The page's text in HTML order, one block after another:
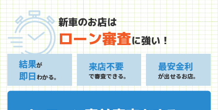
新車のお店は
ローン審査に強い！
結果が
即日わかる。
来店不要
で審査できる。
最安金利
が出せるお店。